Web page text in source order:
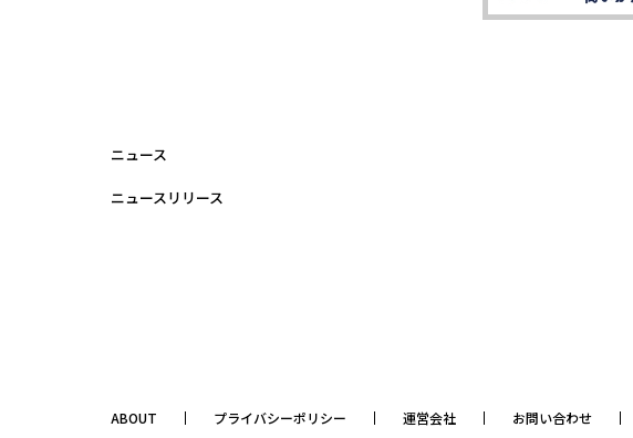
ニュース
ニュースリリース
ABOUT プライバシーポリシー 運営会社 お問い合わせ